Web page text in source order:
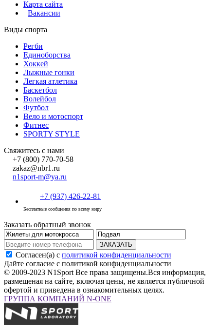
Карта сайта
Вакансии
Виды спорта
Регби
Единоборства
Хоккей
Лыжные гонки
Легкая атлетика
Баскетбол
Волейбол
Футбол
Вело и мотоспорт
Фитнес
SPORTY STYLE
Свяжитесь с нами
+7 (800) 770-70-58
zakaz@nbr1.ru
n1sport-m@ya.ru
+7 (937) 426-22-81
Бесплатные сообщения по всему миру
Заказать обратный звонок
ЗАКАЗАТЬ
Согласен(а) с политикой конфиденциальности
Дайте согласие с политикой конфиденциальности
© 2009-2023 N1Sport Все права защищены.Вся информация,
размещеная на сайте, включая цены, не является публичной
офертой и приведена в ознакомительных целях.
ГРУППА КОМПАНИЙ N-ONE